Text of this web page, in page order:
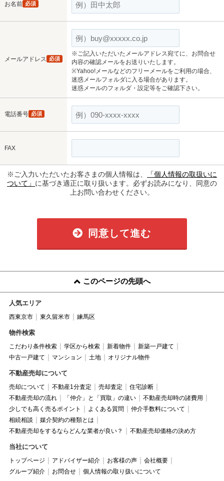
お名前 必須
メールアドレス 必須
※ご記入いただいたメールアドレス宛てに、お問合せ
内容の確認メールをお送りいたします。
※Yahoo!メールなどのフリーメールをご利用の場合、
迷惑メールフォルダに入る場合があります。
迷惑メールのフォルダ・設定等をご確認下さい。
電話番号 必須
FAX
※ご入力いただいたお客さまの個人情報は、
「個人情報の取扱いに
ついて」 に基づき適正に取り扱います。必ずお読みになり、同意の
上お問い合わせください。
同意して進む
このページの先頭へ
人気エリア
西東京市 東久留米市 練馬区
物件検索
こだわり条件検索 学区から検索 新着物件
新築一戸建て
中古一戸建て
マンション 土地 オリジナル物件
不動産売却について
売却について 不動産1分査定 売却査定
住宅診断
不動産売却の流れ
「仲介」と「買取」の違い
不動産売却時の諸費用
少しでも高く売るポイント
よくある質問
仲介手数料について
相続相談
媒介契約の種類とは
不動産売却をするならどんな業者が良い？
不動産売却価格の決め方
当社について
トップページ アドバイザー紹介 お客様の声
会社概要
グループ紹介
お問合せ 個人情報の取り扱いについて